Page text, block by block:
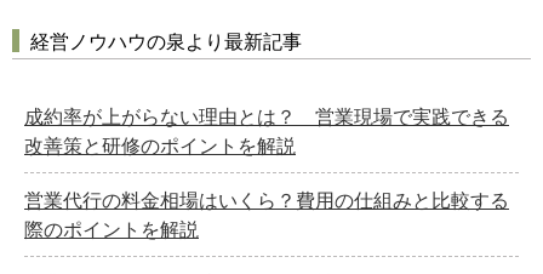
経営ノウハウの泉より最新記事
成約率が上がらない理由とは？ 営業現場で実践できる
改善策と研修のポイントを解説
営業代行の料金相場はいくら？費用の仕組みと比較する
際のポイントを解説